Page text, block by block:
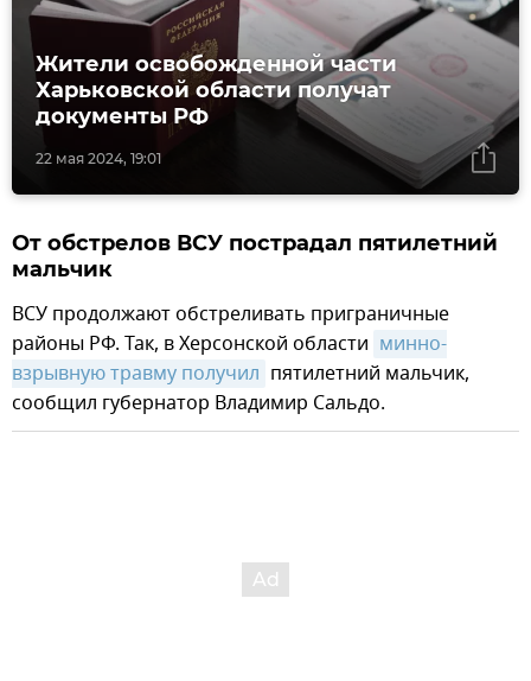
22 мая 2024, 19:01
Жители освобожденной части
Харьковской области получат
документы РФ
От обстрелов ВСУ пострадал пятилетний
мальчик
ВСУ продолжают обстреливать приграничные
районы РФ. Так, в Херсонской области минно-
взрывную травму получил пятилетний мальчик,
сообщил губернатор Владимир Сальдо.